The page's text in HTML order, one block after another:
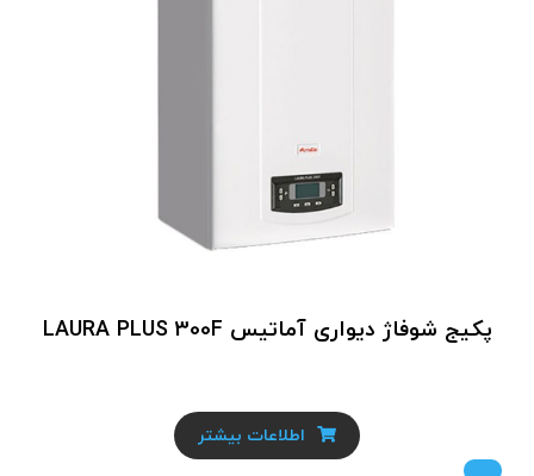
پکیج شوفاژ دیواری آماتیس LAURA PLUS 300F
اطلاعات بیشتر